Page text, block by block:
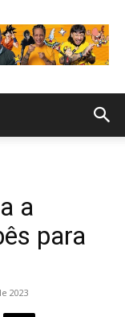
a
para
2023